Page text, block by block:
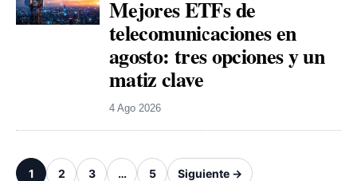
Mejores ETFs de
telecomunicaciones en
agosto: tres opciones y un
matiz clave
4 Ago 2026
1 2 3 … 5 Siguiente →